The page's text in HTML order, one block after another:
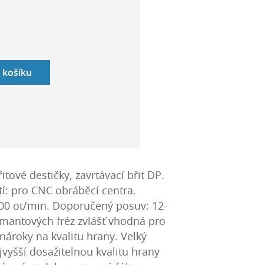
destičky, zavrtávací břit DP.
pro CNC obráběcí centra.
ot/min. Doporučený posuv: 12-
fréz zvlášť vhodná pro
na kvalitu hrany. Velký
dosažitelnou kvalitu hrany